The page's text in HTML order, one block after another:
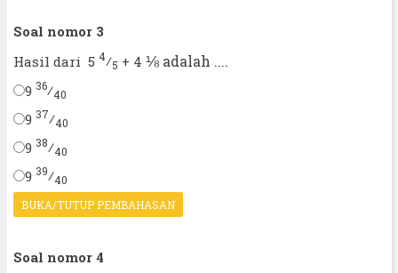
Soal nomor 3
Hasil dari 5 4⁄5 + 4 ⅛ adalah ....
9 36⁄40
9 37⁄40
9 38⁄40
9 39⁄40
BUKA/TUTUP PEMBAHASAN
Soal nomor 4